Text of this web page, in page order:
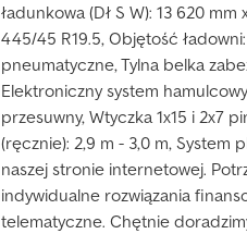
ładunkowa (Dł S W): 13 620
445/45 R19.5, Objętość ładowni:
pneumatyczne, Tylna belka
Elektroniczny system
przesuwny, Wtyczka 1x15 i 2x7
(ręcznie): 2,9 m - 3,0 m, System
naszej stronie internetowej.
indywidualne rozwiązania
telematyczne. Chętnie